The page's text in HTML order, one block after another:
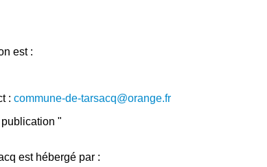
est :
: commune-de-tarsacq@orange.fr
"
est hébergé par :